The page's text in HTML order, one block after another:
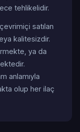
tehlikelidir.
satılan
kalitesizdir.
ya da
anlamıyla
olup her ilaç